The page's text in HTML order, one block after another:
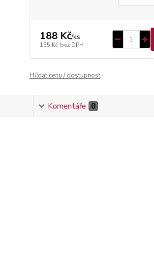
188 Kč/ks
155 Kč bez DPH
Hlídat cenu / dostupnost
Komentáře 0